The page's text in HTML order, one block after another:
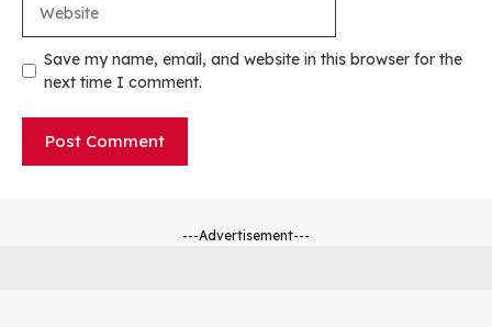
Save my name, email, and website in this browser for the
next time I comment.
---Advertisement---